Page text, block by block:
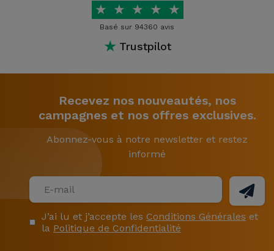
★ ★ ★ ★ ★
Basé sur 94360 avis
★ Trustpilot
Recevez nos nouveautés, nos
campagnes et nos offres exclusives.
Abonnez-vous à notre newsletter et restez
informé
J’ai lu et j’accepte les Conditions Générales et
la Politique de Confidentialité